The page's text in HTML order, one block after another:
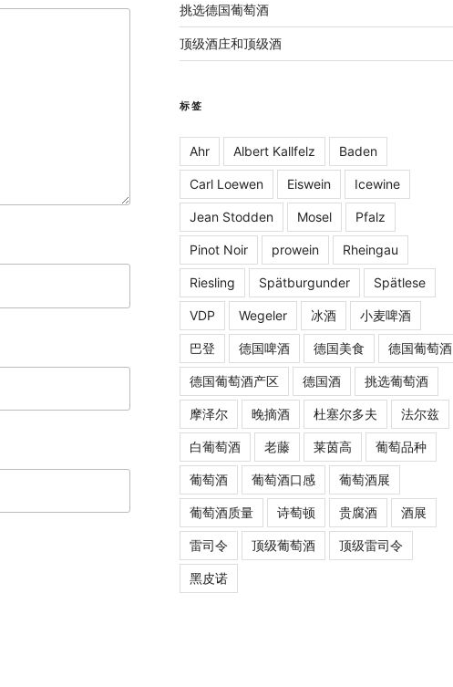
挑选德国葡萄酒
顶级酒庄和顶级酒
标签
Ahr Albert Kallfelz Baden
Carl Loewen Eiswein Icewine
Jean Stodden Mosel Pfalz
Pinot Noir prowein Rheingau
Riesling Spätburgunder Spätlese
VDP Wegeler 冰酒 小麦啤酒
巴登 德国啤酒 德国美食 德国葡萄酒
德国葡萄酒产区 德国酒 挑选葡萄酒
摩泽尔 晚摘酒 杜塞尔多夫 法尔兹
白葡萄酒 老藤 莱茵高 葡萄品种
葡萄酒 葡萄酒口感 葡萄酒展
葡萄酒质量 诗萄顿 贵腐酒 酒展
雷司令 顶级葡萄酒 顶级雷司令
黑皮诺